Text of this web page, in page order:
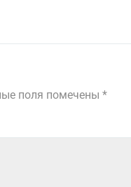
поля помечены *